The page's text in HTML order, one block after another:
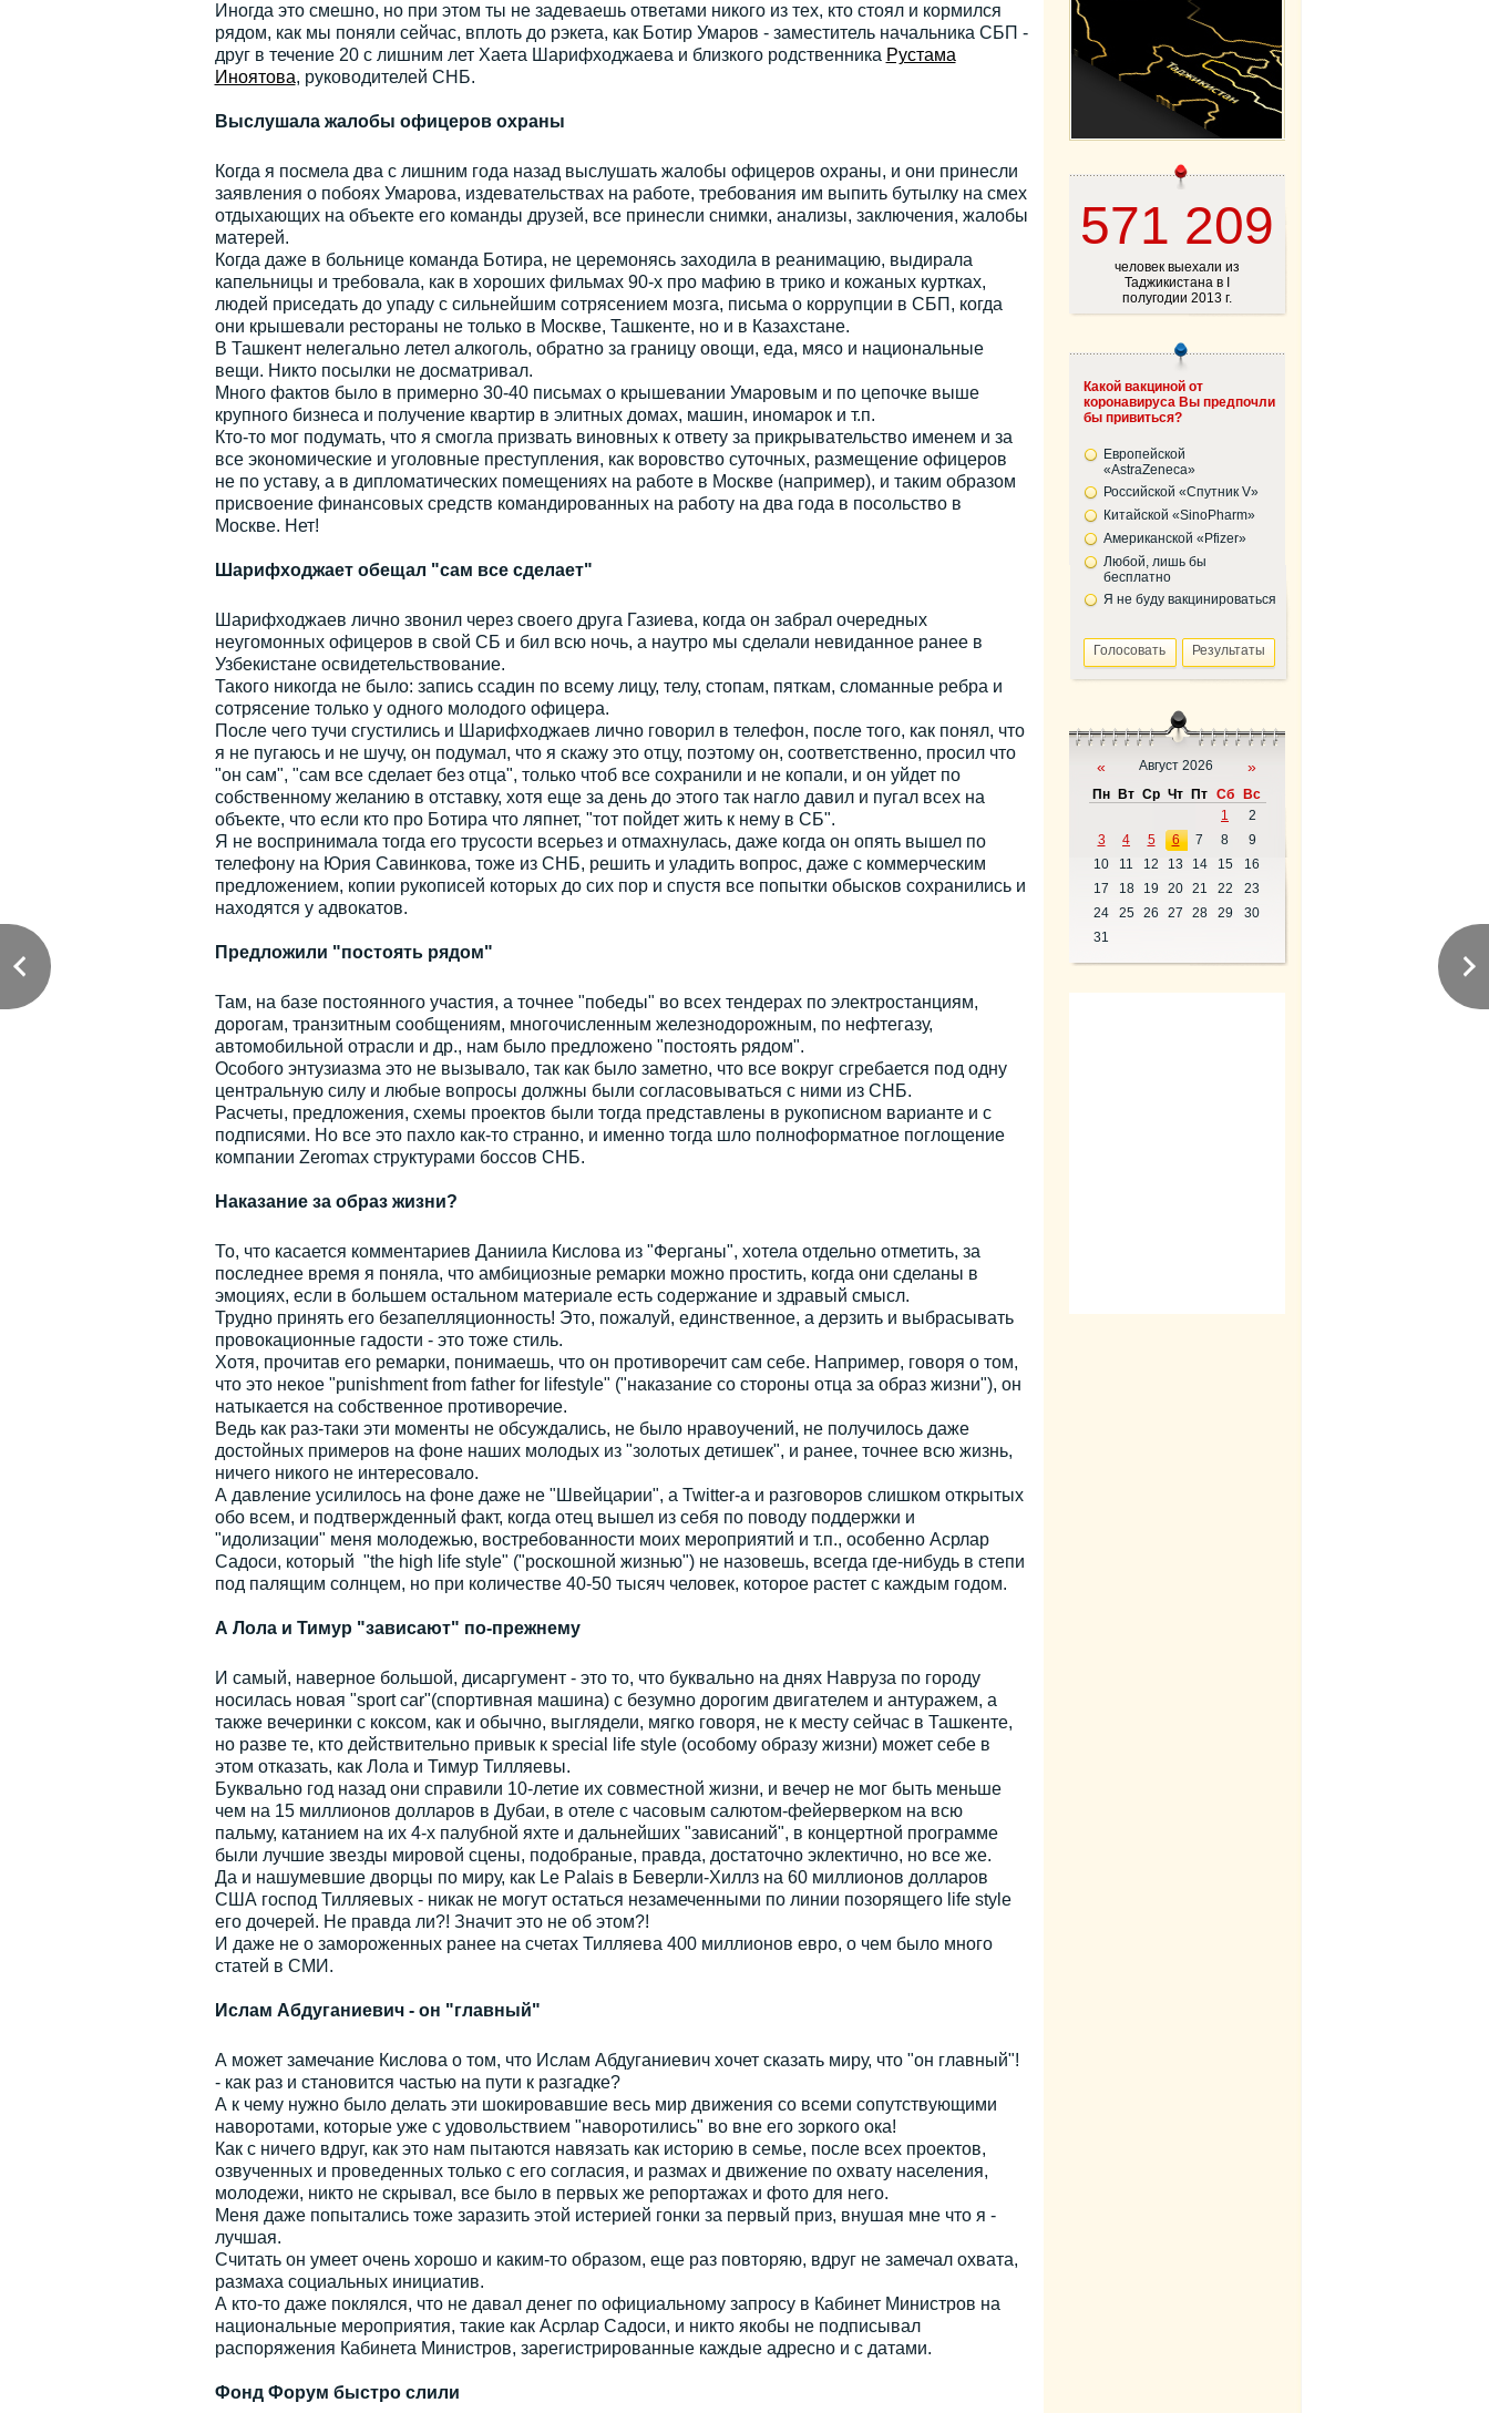
Иногда это смешно, но при этом ты не задеваешь ответами никого из тех, кто стоял и кормился
рядом, как мы поняли сейчас, вплоть до рэкета, как Ботир Умаров - заместитель начальника СБП -
друг в течение 20 с лишним лет Хаета Шарифходжаева и близкого родственника Рустама
Иноятова, руководителей СНБ.
Выслушала жалобы офицеров охраны
Когда я посмела два с лишним года назад выслушать жалобы офицеров охраны, и они принесли
заявления о побоях Умарова, издевательствах на работе, требования им выпить бутылку на смех
отдыхающих на объекте его команды друзей, все принесли снимки, анализы, заключения, жалобы
матерей.
Когда даже в больнице команда Ботира, не церемонясь заходила в реанимацию, выдирала
капельницы и требовала, как в хороших фильмах 90-х про мафию в трико и кожаных куртках,
людей приседать до упаду с сильнейшим сотрясением мозга, письма о коррупции в СБП, когда
они крышевали рестораны не только в Москве, Ташкенте, но и в Казахстане.
В Ташкент нелегально летел алкоголь, обратно за границу овощи, еда, мясо и национальные
вещи. Никто посылки не досматривал.
Много фактов было в примерно 30-40 письмах о крышевании Умаровым и по цепочке выше
крупного бизнеса и получение квартир в элитных домах, машин, иномарок и т.п.
Кто-то мог подумать, что я смогла призвать виновных к ответу за прикрывательство именем и за
все экономические и уголовные преступления, как воровство суточных, размещение офицеров
не по уставу, а в дипломатических помещениях на работе в Москве (например), и таким образом
присвоение финансовых средств командированных на работу на два года в посольство в
Москве. Нет!
Шарифходжает обещал "сам все сделает"
Шарифходжаев лично звонил через своего друга Газиева, когда он забрал очередных
неугомонных офицеров в свой СБ и бил всю ночь, а наутро мы сделали невиданное ранее в
Узбекистане освидетельствование.
Такого никогда не было: запись ссадин по всему лицу, телу, стопам, пяткам, сломанные ребра и
сотрясение только у одного молодого офицера.
После чего тучи сгустились и Шарифходжаев лично говорил в телефон, после того, как понял, что
я не пугаюсь и не шучу, он подумал, что я скажу это отцу, поэтому он, соответственно, просил что
"он сам", "сам все сделает без отца", только чтоб все сохранили и не копали, и он уйдет по
собственному желанию в отставку, хотя еще за день до этого так нагло давил и пугал всех на
объекте, что если кто про Ботира что ляпнет, "тот пойдет жить к нему в СБ".
Я не воспринимала тогда его трусости всерьез и отмахнулась, даже когда он опять вышел по
телефону на Юрия Савинкова, тоже из СНБ, решить и уладить вопрос, даже с коммерческим
предложением, копии рукописей которых до сих пор и спустя все попытки обысков сохранились и
находятся у адвокатов.
Предложили "постоять рядом"
Там, на базе постоянного участия, а точнее "победы" во всех тендерах по электростанциям,
дорогам, транзитным сообщениям, многочисленным железнодорожным, по нефтегазу,
автомобильной отрасли и др., нам было предложено "постоять рядом".
Особого энтузиазма это не вызывало, так как было заметно, что все вокруг сгребается под одну
центральную силу и любые вопросы должны были согласовываться с ними из СНБ.
Расчеты, предложения, схемы проектов были тогда представлены в рукописном варианте и с
подписями. Но все это пахло как-то странно, и именно тогда шло полноформатное поглощение
компании Zeromax структурами боссов СНБ.
Наказание за образ жизни?
То, что касается комментариев Даниила Кислова из "Ферганы", хотела отдельно отметить, за
последнее время я поняла, что амбициозные ремарки можно простить, когда они сделаны в
эмоциях, если в большем остальном материале есть содержание и здравый смысл.
Трудно принять его безапелляционность! Это, пожалуй, единственное, а дерзить и выбрасывать
провокационные гадости - это тоже стиль.
Хотя, прочитав его ремарки, понимаешь, что он противоречит сам себе. Например, говоря о том,
что это некое "punishment from father for lifestyle" ("наказание со стороны отца за образ жизни"), он
натыкается на собственное противоречие.
Ведь как раз-таки эти моменты не обсуждались, не было нравоучений, не получилось даже
достойных примеров на фоне наших молодых из "золотых детишек", и ранее, точнее всю жизнь,
ничего никого не интересовало.
А давление усилилось на фоне даже не "Швейцарии", а Twitter-а и разговоров слишком открытых
обо всем, и подтвержденный факт, когда отец вышел из себя по поводу поддержки и
"идолизации" меня молодежью, востребованности моих мероприятий и т.п., особенно Асрлар
Садоси, который "the high life style" ("роскошной жизнью") не назовешь, всегда где-нибудь в степи
под палящим солнцем, но при количестве 40-50 тысяч человек, которое растет с каждым годом.
А Лола и Тимур "зависают" по-прежнему
И самый, наверное большой, дисаргумент - это то, что буквально на днях Навруза по городу
носилась новая "sport car"(спортивная машина) с безумно дорогим двигателем и антуражем, а
также вечеринки с коксом, как и обычно, выглядели, мягко говоря, не к месту сейчас в Ташкенте,
но разве те, кто действительно привык к special life style (особому образу жизни) может себе в
этом отказать, как Лола и Тимур Тилляевы.
Буквально год назад они справили 10-летие их совместной жизни, и вечер не мог быть меньше
чем на 15 миллионов долларов в Дубаи, в отеле с часовым салютом-фейерверком на всю
пальму, катанием на их 4-х палубной яхте и дальнейших "зависаний", в концертной программе
были лучшие звезды мировой сцены, подобраные, правда, достаточно эклектично, но все же.
Да и нашумевшие дворцы по миру, как Le Palais в Беверли-Хиллз на 60 миллионов долларов
США господ Тилляевых - никак не могут остаться незамеченными по линии позорящего life style
его дочерей. Не правда ли?! Значит это не об этом?!
И даже не о замороженных ранее на счетах Тилляева 400 миллионов евро, о чем было много
статей в СМИ.
Ислам Абдуганиевич - он "главный"
А может замечание Кислова о том, что Ислам Абдуганиевич хочет сказать миру, что "он главный"!
- как раз и становится частью на пути к разгадке?
А к чему нужно было делать эти шокировавшие весь мир движения со всеми сопутствующими
наворотами, которые уже с удовольствием "наворотились" во вне его зоркого ока!
Как с ничего вдруг, как это нам пытаются навязать как историю в семье, после всех проектов,
озвученных и проведенных только с его согласия, и размах и движение по охвату населения,
молодежи, никто не скрывал, все было в первых же репортажах и фото для него.
Меня даже попытались тоже заразить этой истерией гонки за первый приз, внушая мне что я -
лучшая.
Считать он умеет очень хорошо и каким-то образом, еще раз повторяю, вдруг не замечал охвата,
размаха социальных инициатив.
А кто-то даже поклялся, что не давал денег по официальному запросу в Кабинет Министров на
национальные мероприятия, такие как Асрлар Садоси, и никто якобы не подписывал
распоряжения Кабинета Министров, зарегистрированные каждые адресно и с датами.
Фонд Форум быстро слили
571 209
человек выехали из
Таджикистана в I
полугодии 2013 г.
Какой вакциной от
коронавируса Вы предпочли
бы привиться?
Европейской
«AstraZeneca»
Российской «Спутник V»
Китайской «SinoPharm»
Американской «Pfizer»
Любой, лишь бы
бесплатно
Я не буду вакцинироваться
« Август 2026 »
Пн Вт Ср Чт Пт Сб
Вс
1
2
3
4 5 6 7 8
9
10
11 12 13 14 15
16
17
18 19 20 21 22
23
24
25 26 27 28 29
30
31